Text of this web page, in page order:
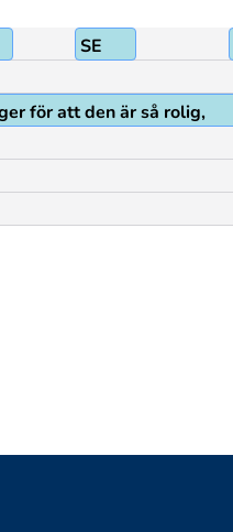
SE
för att den är så rolig,